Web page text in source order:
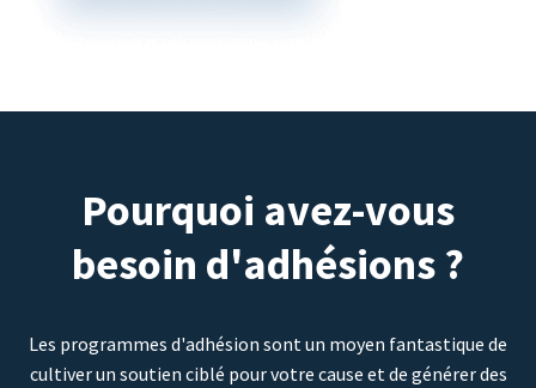
Pourquoi avez-vous
besoin d'adhésions ?
Les programmes d'adhésion sont un moyen fantastique de
cultiver un soutien ciblé pour votre cause et de générer des